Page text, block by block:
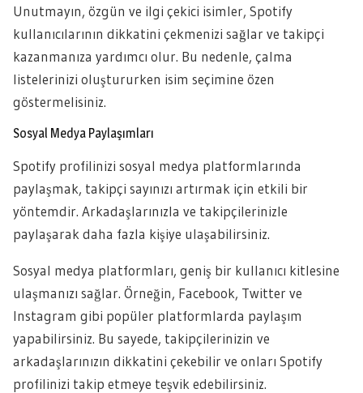
Unutmayın, özgün ve ilgi çekici isimler, Spotify
kullanıcılarının dikkatini çekmenizi sağlar ve takipçi
kazanmanıza yardımcı olur. Bu nedenle, çalma
listelerinizi oluştururken isim seçimine özen
göstermelisiniz.
Sosyal Medya Paylaşımları
Spotify profilinizi sosyal medya platformlarında
paylaşmak, takipçi sayınızı artırmak için etkili bir
yöntemdir. Arkadaşlarınızla ve takipçilerinizle
paylaşarak daha fazla kişiye ulaşabilirsiniz.
Sosyal medya platformları, geniş bir kullanıcı kitlesine
ulaşmanızı sağlar. Örneğin, Facebook, Twitter ve
Instagram gibi popüler platformlarda paylaşım
yapabilirsiniz. Bu sayede, takipçilerinizin ve
arkadaşlarınızın dikkatini çekebilir ve onları Spotify
profilinizi takip etmeye teşvik edebilirsiniz.